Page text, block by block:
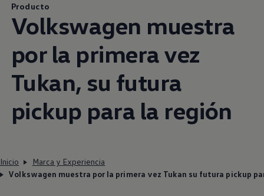
Producto
Volkswagen muestra
por la primera vez
Tukan, su futura
pickup para la región
Inicio
Marca y Experiencia
Volkswagen muestra por la primera vez Tukan su futura pickup